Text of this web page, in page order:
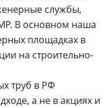
службы,
В основном наша
площадках в
на строительно-
труб в РФ
а не в акциях и